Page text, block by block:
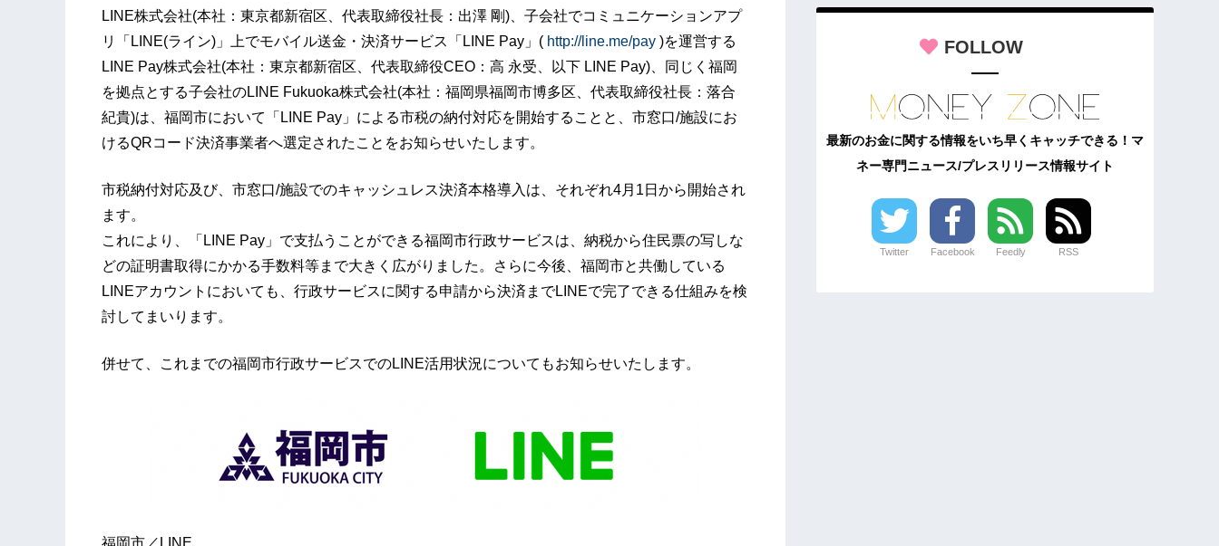
LINE株式会社(本社：東京都新宿区、代表取締役社長：出澤 剛)、子会社でコミュニケーションアプ
リ「LINE(ライン)」上でモバイル送金・決済サービス「LINE Pay」( http://line.me/pay )を運営する
LINE Pay株式会社(本社：東京都新宿区、代表取締役CEO：高 永受、以下 LINE Pay)、同じく福岡
を拠点とする子会社のLINE Fukuoka株式会社(本社：福岡県福岡市博多区、代表取締役社長：落合
紀貴)は、福岡市において「LINE Pay」による市税の納付対応を開始することと、市窓口/施設にお
けるQRコード決済事業者へ選定されたことをお知らせいたします。
市税納付対応及び、市窓口/施設でのキャッシュレス決済本格導入は、それぞれ4月1日から開始され
ます。
これにより、「LINE Pay」で支払うことができる福岡市行政サービスは、納税から住民票の写しな
どの証明書取得にかかる手数料等まで大きく広がりました。さらに今後、福岡市と共働している
LINEアカウントにおいても、行政サービスに関する申請から決済までLINEで完了できる仕組みを検
討してまいります。
併せて、これまでの福岡市行政サービスでのLINE活用状況についてもお知らせいたします。
FOLLOW
最新のお金に関する情報をいち早くキャッチできる！マ
ネー専門ニュース/プレスリリース情報サイト
Twitter Facebook Feedly RSS